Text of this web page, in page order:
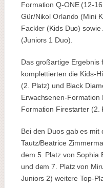
Formation Q-ONE (12-
Gür/Nikol Orlando (Mini
Fackler (Kids Duo)
(Juniors 1 Duo).
Das großartige Ergebnis
komplettierten die Kids-
(2. Platz) und Black
Erwachsenen-Formation
Formation Firestarter (2.
Bei den Duos gab es mit
Tautz/Beatrice
dem 5. Platz von Sophia
und dem 7. Platz von
Juniors 2) weitere Top-